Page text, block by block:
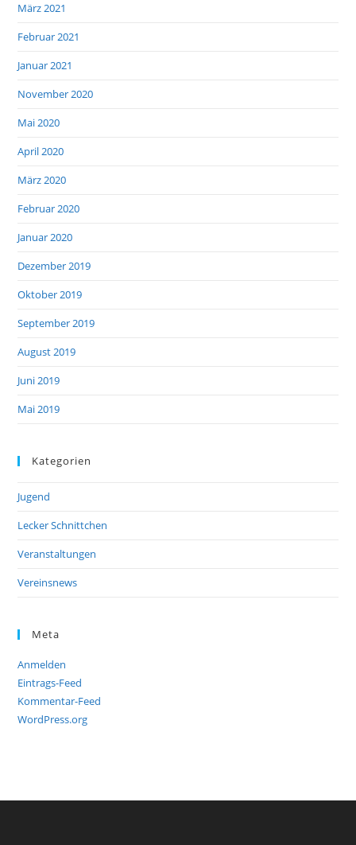
März 2021
Februar 2021
Januar 2021
November 2020
Mai 2020
April 2020
März 2020
Februar 2020
Januar 2020
Dezember 2019
Oktober 2019
September 2019
August 2019
Juni 2019
Mai 2019
Kategorien
Jugend
Lecker Schnittchen
Veranstaltungen
Vereinsnews
Meta
Anmelden
Eintrags-Feed
Kommentar-Feed
WordPress.org